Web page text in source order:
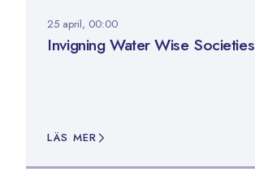
25 april, 00:00
Invigning Water Wise Societies
LÄS MER